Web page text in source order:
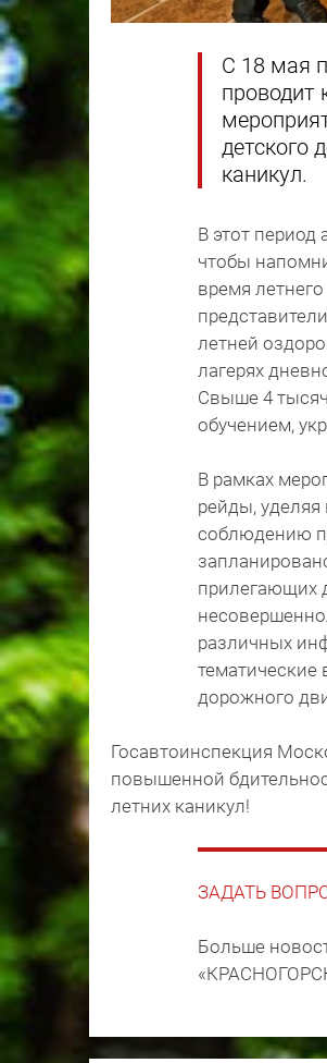
С 18 мая
проводит
детского
каникул.
В этот период
чтобы
время
летней
лагерях
Свыше 4
обучением,
В рамках
рейды,
соблюдению
прилегающих
различных
дорожного
Госавтоинспекция
повышенной
летних каникул!
ЗАДАТЬ
Больше